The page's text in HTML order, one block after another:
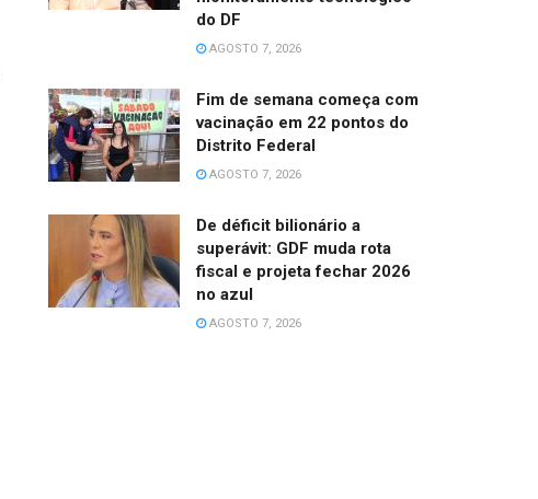
do DF
AGOSTO 7, 2026
Fim de semana começa com
vacinação em 22 pontos do
Distrito Federal
AGOSTO 7, 2026
De déficit bilionário a
superávit: GDF muda rota
fiscal e projeta fechar 2026
no azul
AGOSTO 7, 2026